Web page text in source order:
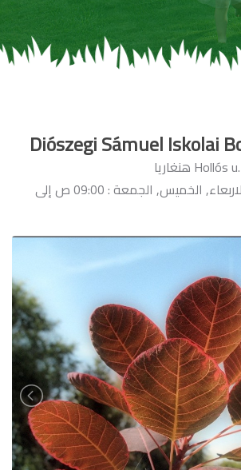
Diószegi Sámuel Iskolai
الاتنين, الثلاثاء, الاربعاء, الخميس, الجمعة : 09:00 ص إلى